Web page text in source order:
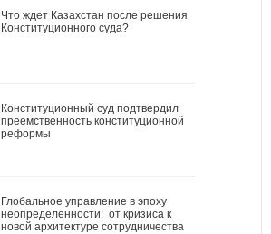
Что ждет Казахстан после решения
Конституционного суда?
Конституционный суд подтвердил
преемственность конституционной
реформы
Глобальное управление в эпоху
неопределенности: от кризиса к
новой архитектуре сотрудничества